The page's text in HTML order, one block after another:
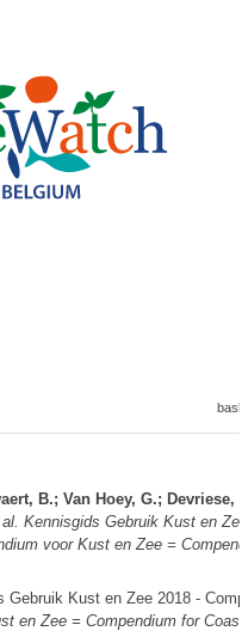
B.; Van Hoey, G.; Devriese,
Kennisgids Gebruik Kust en
voor Kust en Zee =
Gebruik Kust en Zee 2018 -
en Zee = Compendium for Coast